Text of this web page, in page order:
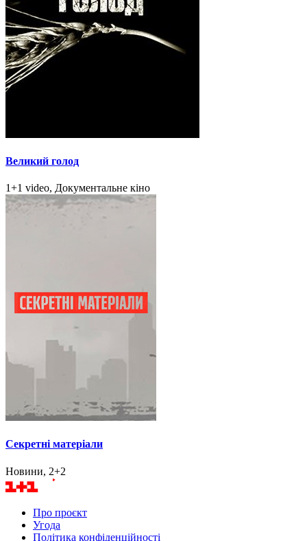
Великий голод
1+1 video, Документальне кіно
Секретні матеріали
Новини, 2+2
Про проєкт
Угода
Політика конфіденційності